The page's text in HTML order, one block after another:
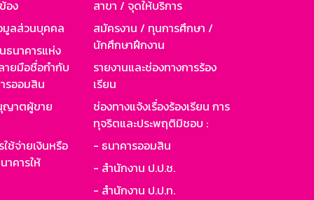
อง
มูลส่วนบุคคล
นาคารแห่ง
ายมือชื่อกำกับ
รออมสิน
ญาตผู้ขาย
ช้จ่ายเงินหรือ
คารให้
สาขา / จุดให้บริการ
สมัครงาน / ทุนการศึกษา /
นักศึกษาฝึกงาน
รายงานและช่องทางการร้อง
เรียน
ช่องทางแจ้งเรื่องร้องเรียน การ
ทุจริตและประพฤติมิชอบ :
- ธนาคารออมสิน
- สำนักงาน ป.ป.ช.
- สำนักงาน ป.ป.ท.